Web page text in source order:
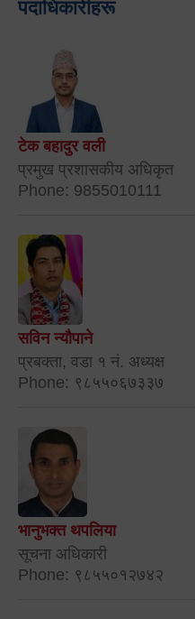
पदाधिकारीहरू
टेक बहादुर वली
प्रमुख प्रशासकीय अधिकृत
Phone: 9855010111
सविन न्यौपाने
प्रबक्ता, वडा १ नं. अध्यक्ष
Phone: ९८५५०६७३३७
भानुभक्त थपलिया
सूचना अधिकारी
Phone: ९८५५०१२७४२